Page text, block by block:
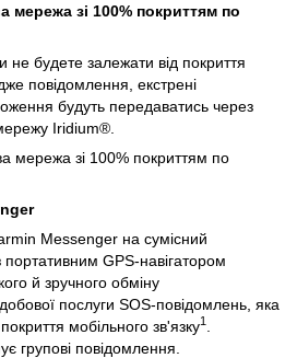
мережа зі 100% покриттям по
не будете залежати від покриття
повідомлення, екстрені
будуть передаватись через
Iridium®.
Messenger на сумісний
портативним GPS-навігатором
й зручного обміну
послуги SOS-повідомлень, яка
мобільного зв'язку1
групові повідомлення.